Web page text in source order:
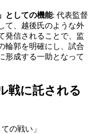
としての機能: 代表監督
て、越後氏のような外
発信されることで、监
輪郭を明確にし、試合
形成する一助となって
戦に託される
の戦い」